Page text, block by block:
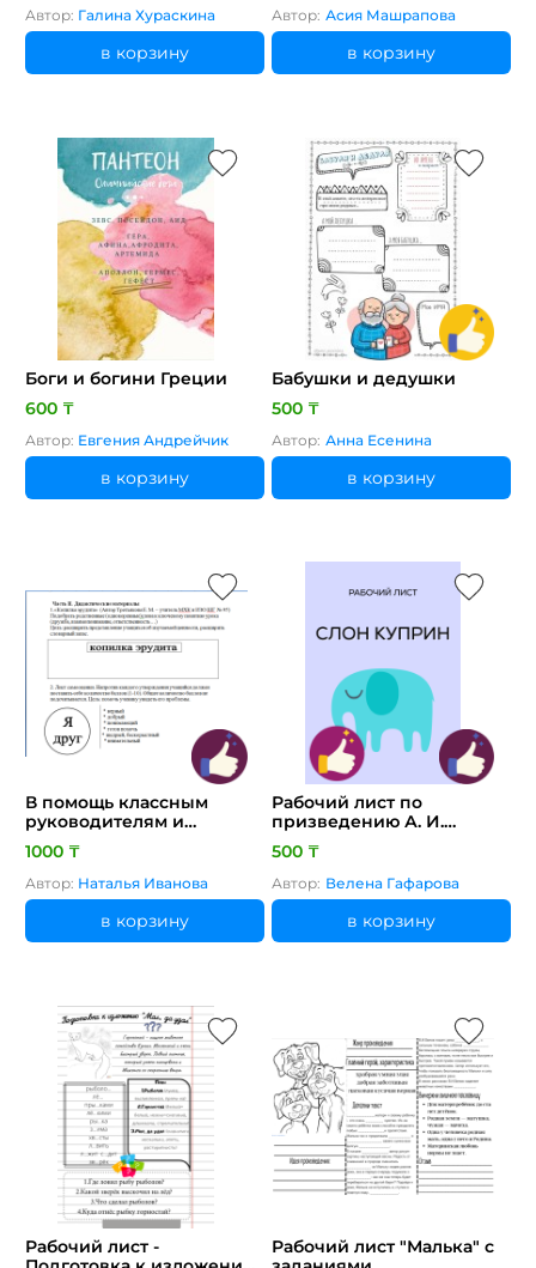
Автор: Галина Хураскина
в корзину
Автор: Асия Машрапова
в корзину
Боги и богини Греции
600 ₸
Автор: Евгения Андрейчик
в корзину
Бабушки и дедушки
500 ₸
Автор: Анна Есенина
в корзину
В помощь классным
руководителям и
учителям самопознания
1000 ₸
Автор: Наталья Иванова
в корзину
Рабочий лист по
призведению А. И.
Куприна, "Слон"
500 ₸
Автор: Велена Гафарова
в корзину
Рабочий лист -
Рабочий лист "Малька" с